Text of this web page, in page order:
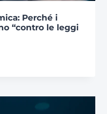
Perché i
“contro le leggi